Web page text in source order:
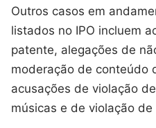
Outros casos em
listados no IPO incluem
patente, alegações de
moderação de conteúdo
acusações de violação
músicas e de violação